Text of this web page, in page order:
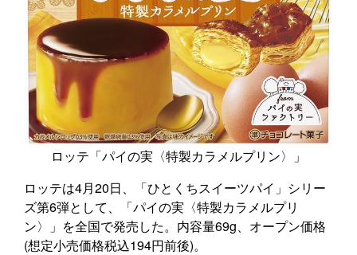
ロッテ「パイの実〈特製カラメルプリン〉」
ロッテは4月20日、「ひとくちスイーツパイ」シリー
ズ第6弾として、「パイの実〈特製カラメルプリ
ン〉」を全国で発売した。内容量69g、オープン価格
(想定小売価格税込194円前後)。